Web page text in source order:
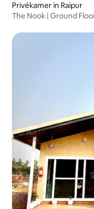
Privékamer in Raipur
The Nook | Ground